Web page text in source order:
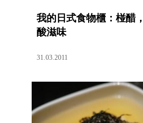
我的日式食物櫃：椪醋
酸滋味
31.03.2011